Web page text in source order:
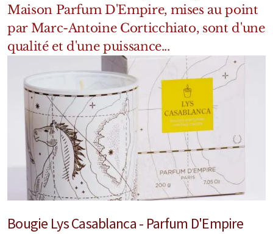
Maison Parfum D'Empire, mises au point
par Marc-Antoine Corticchiato, sont d'une
qualité et d'une puissance...
Bougie Lys Casablanca - Parfum D'Empire